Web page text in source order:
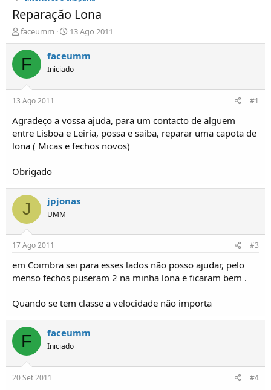
Reparação Lona
I
n
i
i
d
o
r
d
e
T
p
i
c
s
faceumm
D
a
t
a
d
í
i
o
13 Ago 2011
F faceumm
Iniciado
13 Ago 2011 #1
Agradeço a vossa ajuda, para um contacto de alguem
entre Lisboa e Leiria, possa e saiba, reparar uma capota de
lona ( Micas e fechos novos)
Obrigado
J jpjonas
UMM
17 Ago 2011 #3
em Coimbra sei para esses lados não posso ajudar, pelo
menso fechos puseram 2 na minha lona e ficaram bem .
Quando se tem classe a velocidade não importa
F faceumm
Iniciado
20 Set 2011 #4